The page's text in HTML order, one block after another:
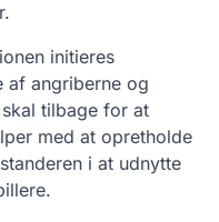
initieres
af angriberne og
tilbage for at
med at opretholde
i at udnytte